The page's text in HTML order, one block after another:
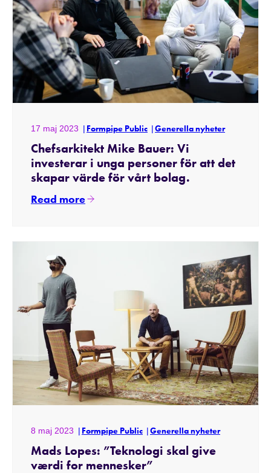
17 maj 2023 Formpipe Public Generella nyheter
Chefsarkitekt Mike Bauer: Vi
investerar i unga personer för att det
skapar värde för vårt bolag.
Read more
8 maj 2023 Formpipe Public Generella nyheter
Mads Lopes: ”Teknologi skal give
værdi for mennesker”